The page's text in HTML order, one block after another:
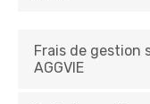
Frais de gestion
AGGVIE